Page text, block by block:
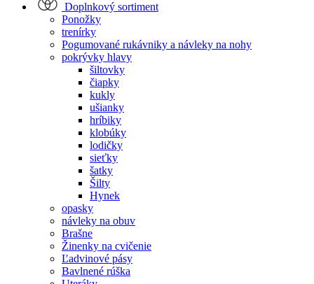
Doplnkový sortiment
Ponožky
trenírky
Pogumované rukávniky a návleky na nohy
pokrývky hlavy
šiltovky
čiapky
kukly
ušianky
hríbiky
klobúky
lodičky
sieťky
šatky
Šilty
Hynek
opasky
návleky na obuv
Brašne
Žinenky na cvičenie
Ľadvinové pásy
Bavlnené rúška